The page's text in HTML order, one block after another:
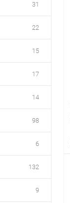
31
22
15
17
14
98
6
132
9